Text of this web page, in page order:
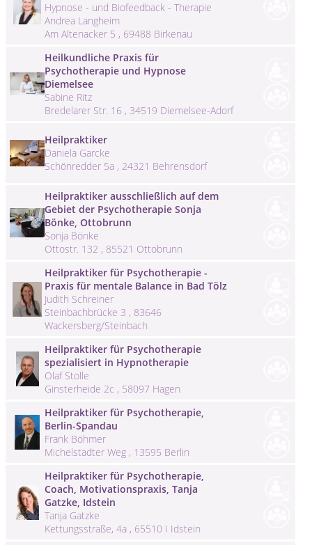
Hypnose - und Biofeedback - Therapie
Andrea Langheim
Am Altenacker 5 , 69488 Birkenau
Heilkundliche Praxis für
Psychotherapie und Hypnose
Diemelsee
Sabine Ritz
Bredelarer Str. 16 , 34519 Diemelsee-Adorf
Heilpraktiker
Daniela Garcke
Schönredder 5a , 24321 Behrensdorf
Heilpraktiker ausschließlich auf dem
Gebiet der Psychotherapie Sonja
Bönke, Ottobrunn
Sonja Bönke
Ottostr. 132 , 85521 Ottobrunn
Heilpraktiker für Psychotherapie -
Praxis für mentale Balance in Bad Tölz
Judith Schreiner
Steinbachbrücke 3 , 83646
Wackersberg/Steinbach
Heilpraktiker für Psychotherapie
spezialisiert in Hypnotherapie
Olaf Stolle
Ginsterheide 2c , 58097 Hagen
Heilpraktiker für Psychotherapie,
Berlin-Spandau
Frank Böhmer
Michelstadter Weg , 13595 Berlin
Heilpraktiker für Psychotherapie,
Coach, Motivationspraxis, Tanja
Gatzke, Idstein
Tanja Gatzke
Kettungsstraße, 4a , 65510 I Idstein